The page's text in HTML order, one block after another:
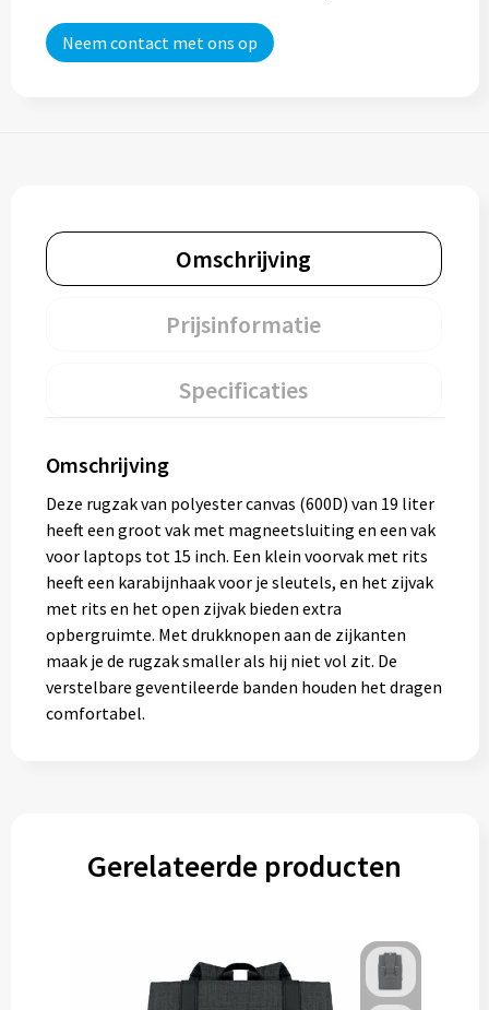
Neem contact met ons op
Omschrijving
Prijsinformatie
Specificaties
Omschrijving
Deze rugzak van polyester canvas (600D) van 19 liter
heeft een groot vak met magneetsluiting en een vak
voor laptops tot 15 inch. Een klein voorvak met rits
heeft een karabijnhaak voor je sleutels, en het zijvak
met rits en het open zijvak bieden extra
opbergruimte. Met drukknopen aan de zijkanten
maak je de rugzak smaller als hij niet vol zit. De
verstelbare geventileerde banden houden het dragen
comfortabel.
Gerelateerde producten